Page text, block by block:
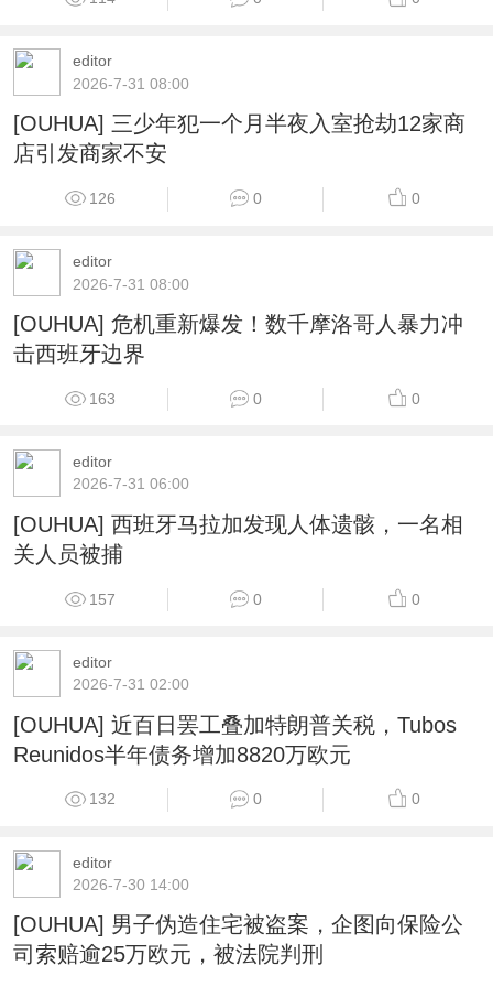
editor
2026-7-31 08:00
[OUHUA] 三少年犯一个月半夜入室抢劫12家商
店引发商家不安
126 0 0
editor
2026-7-31 08:00
[OUHUA] 危机重新爆发！数千摩洛哥人暴力冲
击西班牙边界
163 0 0
editor
2026-7-31 06:00
[OUHUA] 西班牙马拉加发现人体遗骸，一名相
关人员被捕
157 0 0
editor
2026-7-31 02:00
[OUHUA] 近百日罢工叠加特朗普关税，Tubos
Reunidos半年债务增加8820万欧元
132 0 0
editor
2026-7-30 14:00
[OUHUA] 男子伪造住宅被盗案，企图向保险公
司索赔逾25万欧元，被法院判刑